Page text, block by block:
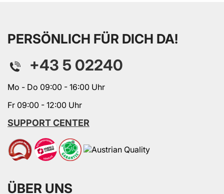
PERSÖNLICH FÜR DICH DA!
+43 5 02240
Mo - Do 09:00 - 16:00 Uhr
Fr 09:00 - 12:00 Uhr
SUPPORT CENTER
ÜBER UNS